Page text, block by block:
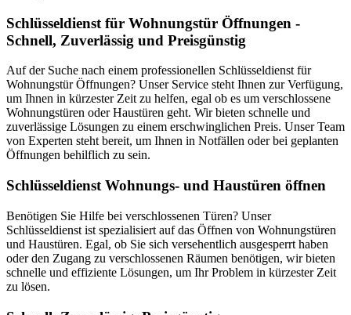
Schlüsseldienst für Wohnungstür Öffnungen -
Schnell, Zuverlässig und Preisgünstig
Auf der Suche nach einem professionellen Schlüsseldienst für
Wohnungstür Öffnungen? Unser Service steht Ihnen zur Verfügung,
um Ihnen in kürzester Zeit zu helfen, egal ob es um verschlossene
Wohnungstüren oder Haustüren geht. Wir bieten schnelle und
zuverlässige Lösungen zu einem erschwinglichen Preis. Unser Team
von Experten steht bereit, um Ihnen in Notfällen oder bei geplanten
Öffnungen behilflich zu sein.
Schlüsseldienst Wohnungs- und Haustüren öffnen
Benötigen Sie Hilfe bei verschlossenen Türen? Unser
Schlüsseldienst ist spezialisiert auf das Öffnen von Wohnungstüren
und Haustüren. Egal, ob Sie sich versehentlich ausgesperrt haben
oder den Zugang zu verschlossenen Räumen benötigen, wir bieten
schnelle und effiziente Lösungen, um Ihr Problem in kürzester Zeit
zu lösen.